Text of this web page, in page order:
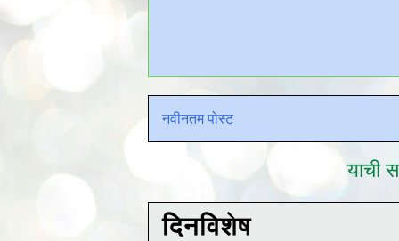
नवीनतम पोस्ट
याची
दिनविशेष